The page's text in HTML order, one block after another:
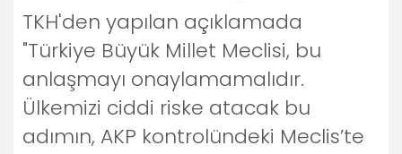
TKH'den yapılan açıklamada
"Türkiye Büyük Millet Meclisi, bu
anlaşmayı onaylamamalıdır.
Ülkemizi ciddi riske atacak bu
adımın, AKP kontrolündeki Meclis’te